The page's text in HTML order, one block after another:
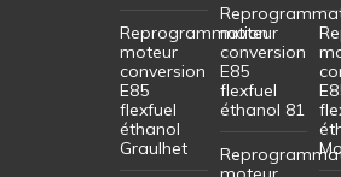
Reprogrammation
moteur
conversion
E85
flexfuel
éthanol
Graulhet
moteur
conversion
E85
flexfuel
éthanol 81